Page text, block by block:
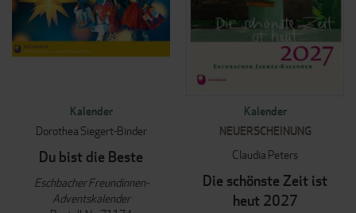
Kalender
Dorothea Siegert-Binder
Du bist die Beste
Eschbacher Freundinnen-
Adventskalender
Kalender
NEUERSCHEINUNG
Claudia Peters
Die schönste Zeit ist
heut 2027